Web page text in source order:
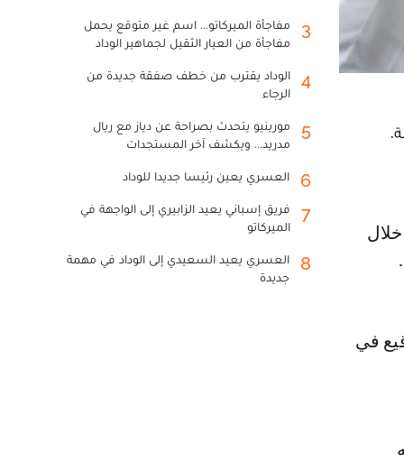
في
3
مفاجأة الميركاتو... اسم غير متوقع يحمل
مفاجأة من العيار الثقيل لجماهير الوداد
4
الوداد يقترب من خطف صفقة جديدة من
الرجاء
5
مورينيو يتحدث بصراحة عن دياز مع ريال
مدريد... ويكشف آخر المستجدات
6 العسري يعين رئيسا جديدا للوداد
7
فريق إسباني يعيد الزابيري إلى الواجهة في
الميركاتو
8
العسري يعيد السعيدي إلى الوداد في مهمة
جديدة